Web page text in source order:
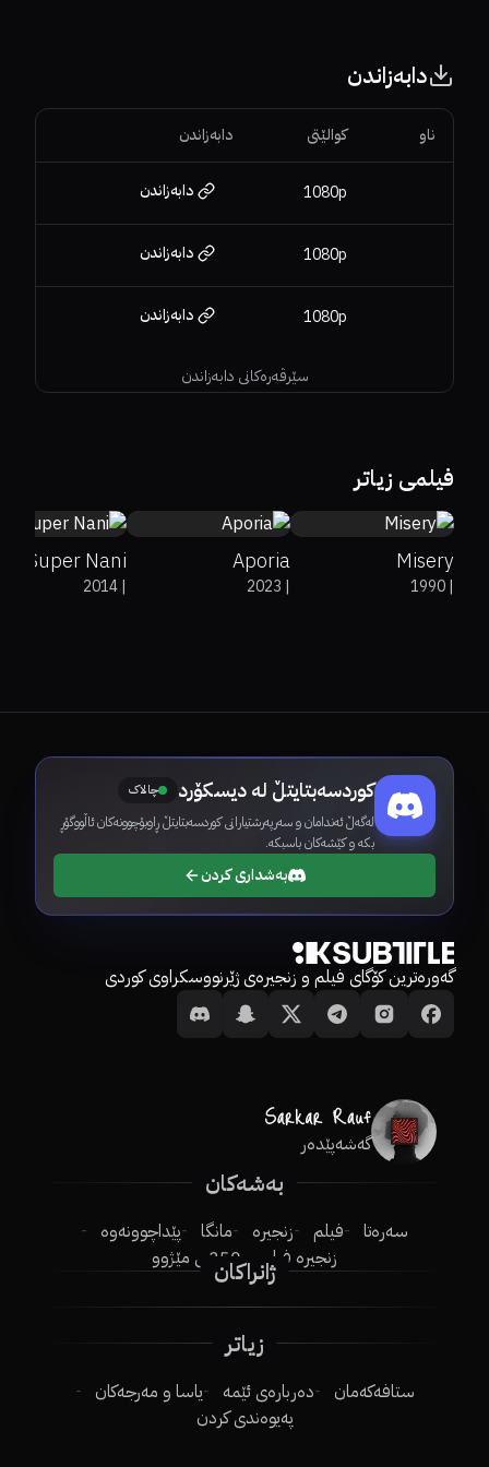
دابەزاندن
سێرڤەرەکانی دابەزاندن
ناو کوالێتی دابەزاندن
1080p دابەزاندن
1080p دابەزاندن
1080p دابەزاندن
فیلمی زیاتر
Misery
|
1990
Aporia
|
2023
Super Nani
|
2014
کوردسەبتایتڵ لە دیسکۆرد چالاک
لەگەڵ ئەندامان و سەرپەرشتیارانی کوردسەبتایتڵ ڕاوبۆچوونەکان ئاڵووگۆڕ
بکە و کێشەکان باسبکە.
بەشداری کردن
گەورەترین کۆگای فیلم و زنجیرەی ژێرنووسکراوی کوردی
گەشەپێدەر
بەشەکان
سەرەتا فیلم زنجیرە مانگا
پێداچوونەوە
زنجیرە فیلم
250ـی مێژوو
ژانراکان
زیاتر
ستافەکەمان دەربارەی ئێمە
یاسا و مەرجەکان
پەیوەندی کردن